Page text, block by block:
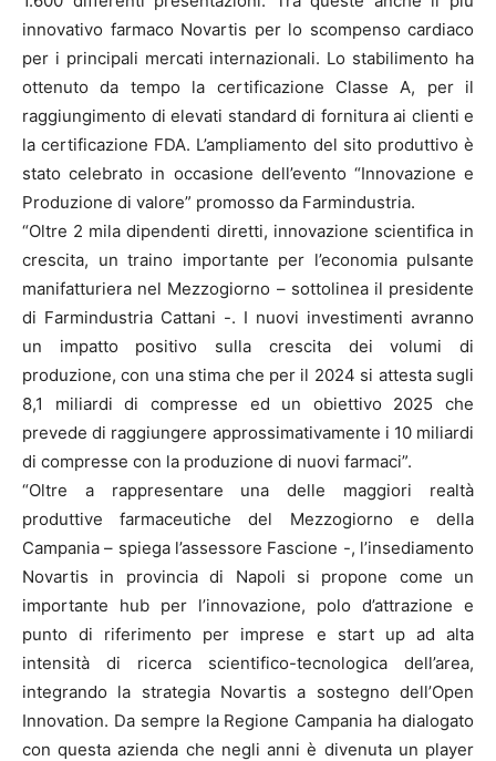
innovativo farmaco Novartis per lo scompenso cardiaco
per i principali mercati internazionali. Lo stabilimento ha
ottenuto da tempo la certificazione Classe A, per il
raggiungimento di elevati standard di fornitura ai clienti e
la certificazione FDA. L’ampliamento del sito produttivo è
stato celebrato in occasione dell’evento “Innovazione e
Produzione di valore” promosso da Farmindustria.
“Oltre 2 mila dipendenti diretti, innovazione scientifica in
crescita, un traino importante per l’economia pulsante
manifatturiera nel Mezzogiorno – sottolinea il presidente
di Farmindustria Cattani -. I nuovi investimenti avranno
un impatto positivo sulla crescita dei volumi di
produzione, con una stima che per il 2024 si attesta sugli
8,1 miliardi di compresse ed un obiettivo 2025 che
prevede di raggiungere approssimativamente i 10 miliardi
di compresse con la produzione di nuovi farmaci”.
“Oltre a rappresentare una delle maggiori realtà
produttive farmaceutiche del Mezzogiorno e della
Campania – spiega l’assessore Fascione -, l’insediamento
Novartis in provincia di Napoli si propone come un
importante hub per l’innovazione, polo d’attrazione e
punto di riferimento per imprese e start up ad alta
intensità di ricerca scientifico-tecnologica dell’area,
integrando la strategia Novartis a sostegno dell’Open
Innovation. Da sempre la Regione Campania ha dialogato
con questa azienda che negli anni è divenuta un player